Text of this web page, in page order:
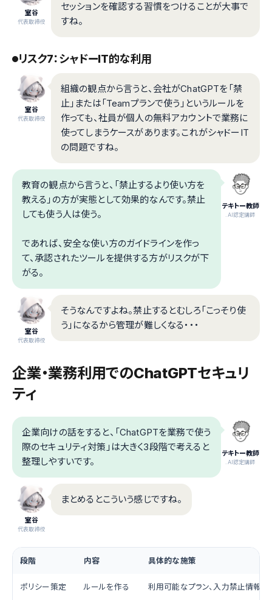
室谷
代表取締役
セッションを確認する習慣をつけることが大事で
すね。
リスク7：シャドーIT的な利用
室谷
代表取締役
組織の観点から言うと、会社がChatGPTを「禁
止」または「Teamプランで使う」というルールを
作っても、社員が個人の無料アカウントで業務に
使ってしまうケースがあります。これがシャドーIT
の問題ですね。
テキトー教師
.AI認定講師
教育の観点から言うと、「禁止するより使い方を
教える」の方が実態として効果的なんです。禁止
しても使う人は使う。
であれば、安全な使い方のガイドラインを作っ
て、承認されたツールを提供する方がリスクが下
がる。
室谷
代表取締役
そうなんですよね。禁止するとむしろ「こっそり使
う」になるから管理が難しくなる・・・
企業・業務利用でのChatGPTセキュリ
ティ
テキトー教師
.AI認定講師
企業向けの話をすると、「ChatGPTを業務で使う
際のセキュリティ対策」は大きく3段階で考えると
整理しやすいです。
室谷
代表取締役
まとめるとこういう感じですね。
段階 内容 具体的な施策
ポリシー策定 ルールを作る 利用可能なプラン、入力禁止情報